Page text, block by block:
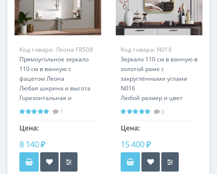
Код товара: Леона FRS08
Прямоугольное зеркало
110 см в ванную с
фацетом Леона
Любая ширина и высота
Горизонтальная и
вертикальная установка
1
Цена:
8 140 ₽
Код товара: N016
Зеркало 110 см в ванную в
золотой раме с
закруглёнными углами
N016
Любой размер и цвет
0
Цена:
15 400 ₽